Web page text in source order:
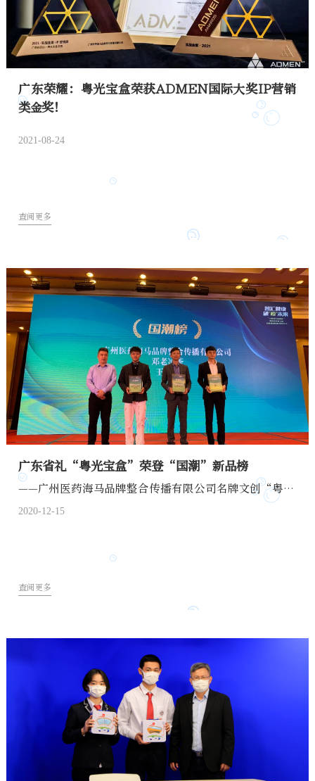
广东荣耀：粤光宝盒荣获ADMEN国际大奖IP营销
类金奖！
2021-08-24
查阅更多
广东省礼“粤光宝盒”荣登“国潮”新品榜
——广州医药海马品牌整合传播有限公司名牌文创“粤光宝盒”成功之道探析
2020-12-15
查阅更多